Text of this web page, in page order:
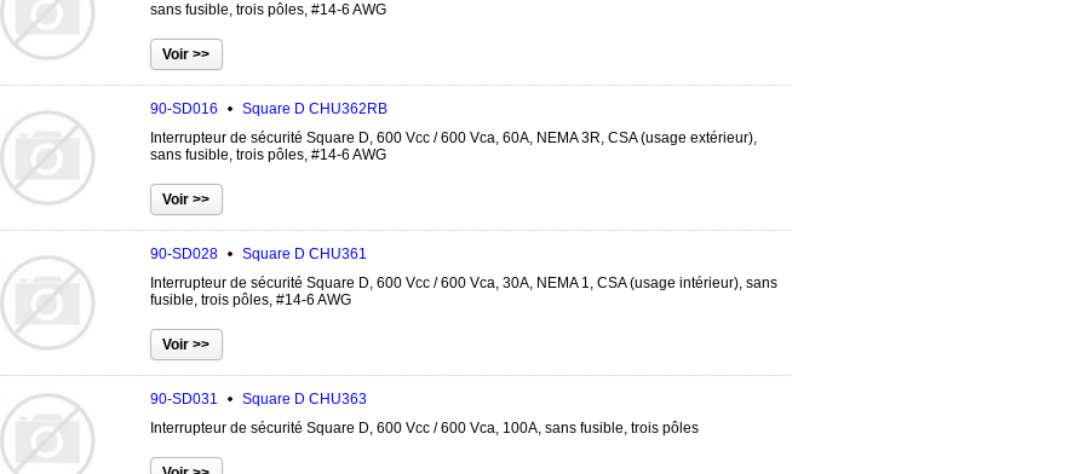
sans fusible, trois pôles, #14-6 AWG
90-SD016 Square D CHU362RB
Interrupteur de sécurité Square D, 600 Vcc / 600 Vca, 60A, NEMA 3R, CSA (usage extérieur),
sans fusible, trois pôles, #14-6 AWG
90-SD028 Square D CHU361
Interrupteur de sécurité Square D, 600 Vcc / 600 Vca, 30A, NEMA 1, CSA (usage intérieur), sans
fusible, trois pôles, #14-6 AWG
90-SD031 Square D CHU363
Interrupteur de sécurité Square D, 600 Vcc / 600 Vca, 100A, sans fusible, trois pôles